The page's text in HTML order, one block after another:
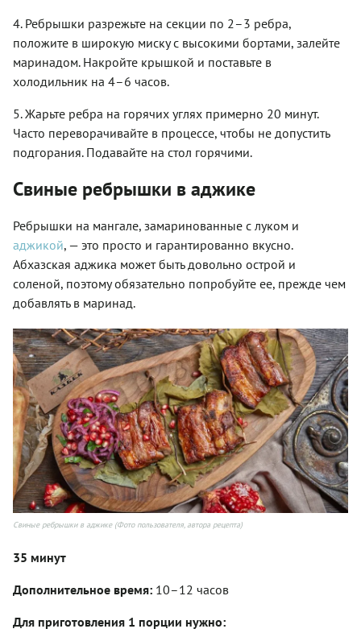
4. Ребрышки разрежьте на секции по 2–3 ребра,
положите в широкую миску с высокими бортами, залейте
маринадом. Накройте крышкой и поставьте в
холодильник на 4–6 часов.
5. Жарьте ребра на горячих углях примерно 20 минут.
Часто переворачивайте в процессе, чтобы не допустить
подгорания. Подавайте на стол горячими.
Свиные ребрышки в аджике
Ребрышки на мангале, замаринованные с луком и
аджикой, — это просто и гарантированно вкусно.
Абхазская аджика может быть довольно острой и
соленой, поэтому обязательно попробуйте ее, прежде чем
добавлять в маринад.
Свиные ребрышки в аджике (Фото пользователя, автора рецепта)
35 минут
Дополнительное время: 10–12 часов
Для приготовления 1 порции нужно: